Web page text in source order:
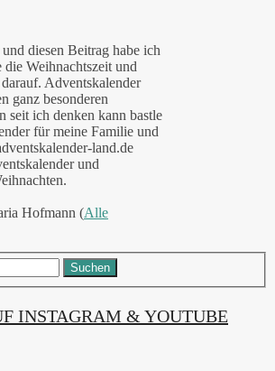
diesen Beitrag habe ich
die Weihnachtszeit und
Adventskalender
ganz besonderen
seit ich denken kann bastle
für meine Familie und
land.de
und
Hofmann (Alle
Suchen
INSTAGRAM & YOUTUBE